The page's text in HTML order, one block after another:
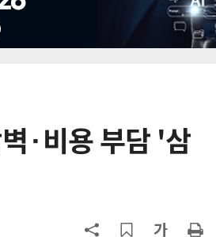
·비용 부담 '삼
1000원 커피·45㎝ 피자…트레이
나-o' 음성 생성 기술 고도화